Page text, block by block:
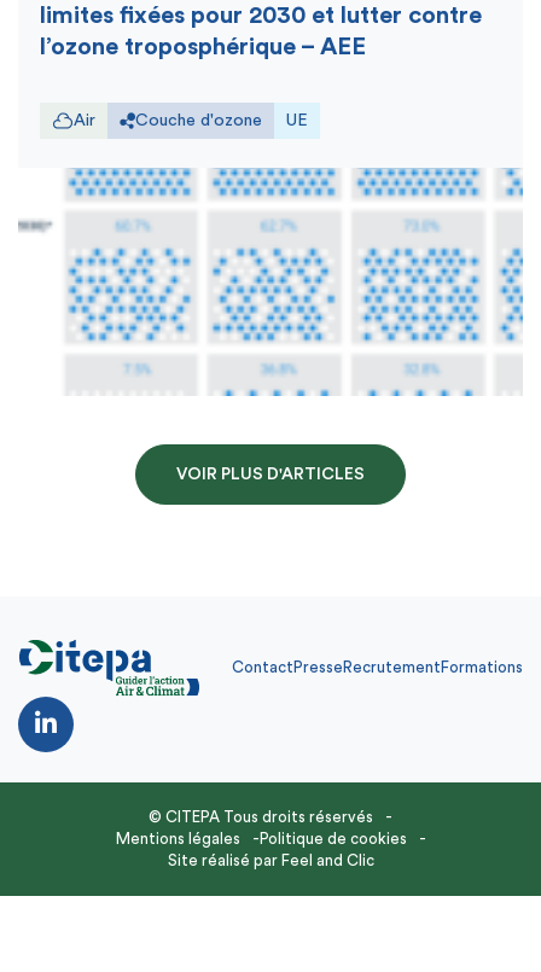
limites fixées pour 2030 et lutter contre
l’ozone troposphérique – AEE
Air Couche d'ozone UE
VOIR PLUS D'ARTICLES
Contact Presse Recrutement Formations
© CITEPA Tous droits réservés
Mentions légales
Politique de cookies
Site réalisé par Feel and Clic